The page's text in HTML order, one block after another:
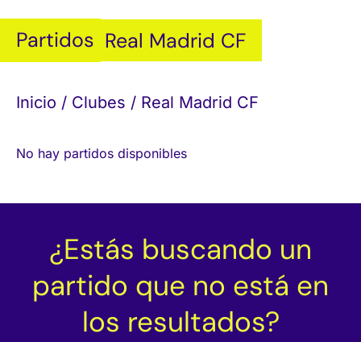
Partidos Real Madrid CF
Inicio / Clubes / Real Madrid CF
No hay partidos disponibles
¿Estás buscando un
partido que no está en
los resultados?